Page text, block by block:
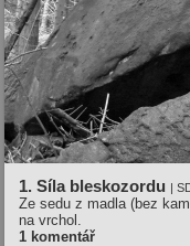
1. Síla bleskozordu |
Ze sedu z madla (bez
na vrchol.
1 komentář